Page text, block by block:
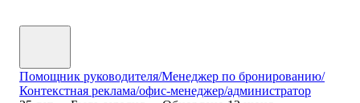
Помощник руководителя/Менеджер по бронированию/
Контекстная реклама/офис-менеджер/администратор